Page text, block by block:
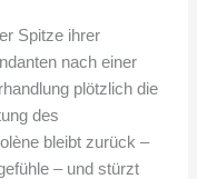
Spitze ihrer
nach einer
plötzlich die
des
bleibt zurück –
– und stürzt